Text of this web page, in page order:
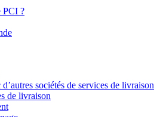
PCI ?
sociétés de services de livraison
de livraison